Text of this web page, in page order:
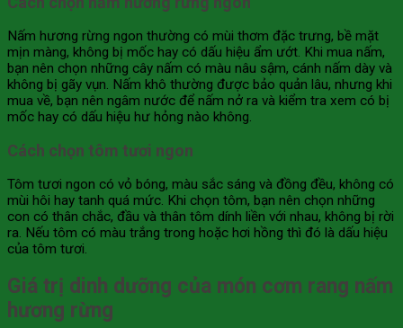
Nấm hương rừng ngon thường có mùi thơm đặc trưng, bề mặt
mịn màng, không bị mốc hay có dấu hiệu ẩm ướt. Khi mua nấm,
bạn nên chọn những cây nấm có màu nâu sậm, cánh nấm dày và
không bị gãy vụn. Nấm khô thường được bảo quản lâu, nhưng khi
mua về, bạn nên ngâm nước để nấm nở ra và kiểm tra xem có bị
mốc hay có dấu hiệu hư hỏng nào không.
Cách chọn tôm tươi ngon
Tôm tươi ngon có vỏ bóng, màu sắc sáng và đồng đều, không có
mùi hôi hay tanh quá mức. Khi chọn tôm, bạn nên chọn những
con có thân chắc, đầu và thân tôm dính liền với nhau, không bị rời
ra. Nếu tôm có màu trắng trong hoặc hơi hồng thì đó là dấu hiệu
của tôm tươi.
Giá trị dinh dưỡng của món cơm rang nấm
hương rừng